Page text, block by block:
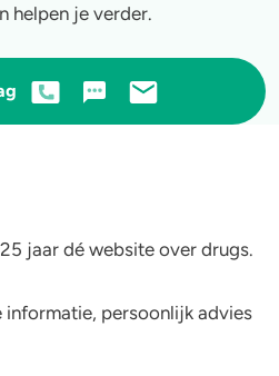
helpen je verder.
jaar dé website over drugs.
persoonlijk advies